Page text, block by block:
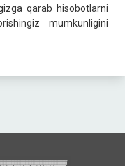
qarab hisobotlarni
mumkunligini